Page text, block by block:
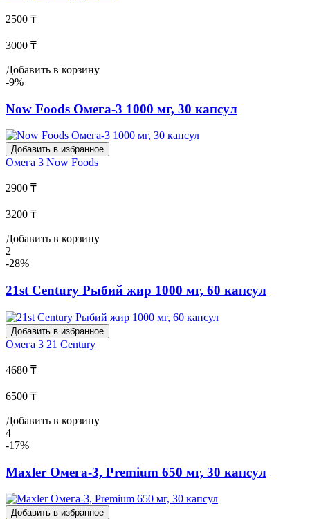
2500 ₸
3000 ₸
Добавить в корзину
-9%
Now Foods Омега-3 1000 мг, 30 капсул
Добавить в избранное
Омега 3 Now Foods
2900 ₸
3200 ₸
Добавить в корзину
2
-28%
21st Century Рыбий жир 1000 мг, 60 капсул
Добавить в избранное
Омега 3 21 Century
4680 ₸
6500 ₸
Добавить в корзину
4
-17%
Maxler Омега-3, Premium 650 мг, 30 капсул
Добавить в избранное